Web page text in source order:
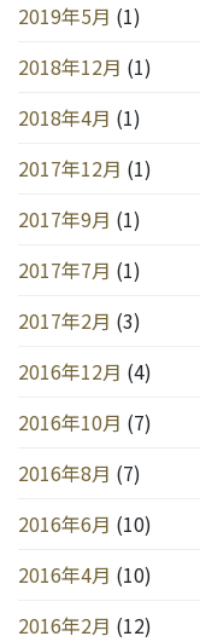
2019年5月 (1)
2018年12月 (1)
2018年4月 (1)
2017年12月 (1)
2017年9月 (1)
2017年7月 (1)
2017年2月 (3)
2016年12月 (4)
2016年10月 (7)
2016年8月 (7)
2016年6月 (10)
2016年4月 (10)
2016年2月 (12)